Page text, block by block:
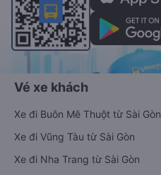
Vé xe khách
Xe đi Buôn Mê Thuột từ Sài Gòn
Xe đi Vũng Tàu từ Sài Gòn
Xe đi Nha Trang từ Sài Gòn